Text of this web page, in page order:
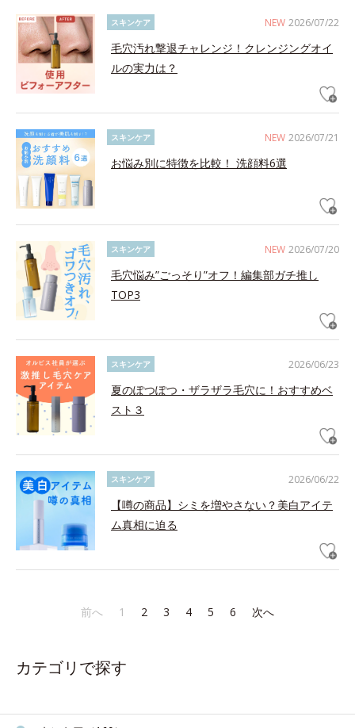
NEW 2026/07/22
スキンケア
毛穴汚れ撃退チャレンジ！クレンジングオイ
ルの実力は？
NEW 2026/07/21
スキンケア
お悩み別に特徴を比較！ 洗顔料6選
NEW 2026/07/20
スキンケア
毛穴悩み”ごっそり”オフ！編集部ガチ推し
TOP3
2026/06/23
スキンケア
夏のぽつぽつ・ザラザラ毛穴に！おすすめベ
スト３
2026/06/22
スキンケア
【噂の商品】シミを増やさない？美白アイテ
ム真相に迫る
前へ 1 2 3 4 5 6 次へ
カテゴリで探す